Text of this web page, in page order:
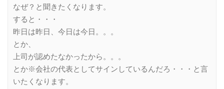
なぜ？と聞きたくなります。
すると・・・
昨日は昨日、今日は今日。。。
とか、
上司が認めたなかったから。。。
とか※会社の代表としてサインしているんだろ・・・と言
いたくなります。